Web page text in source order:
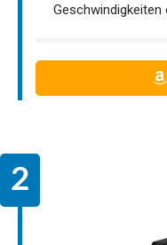
Geschwindigkeiten